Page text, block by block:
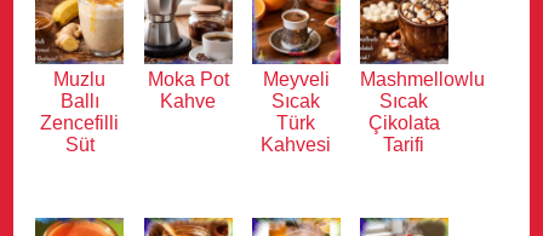
Muzlu
Ballı
Zencefilli
Süt
Moka Pot
Kahve
Meyveli
Sıcak
Türk
Kahvesi
Mashmellowlu
Sıcak
Çikolata
Tarifi